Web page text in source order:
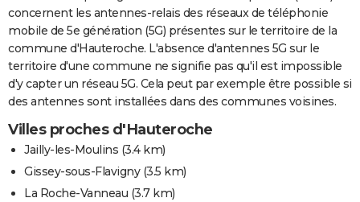
concernent les antennes-relais des réseaux de téléphonie
mobile de 5e génération (5G) présentes sur le territoire de la
commune d'Hauteroche. L'absence d'antennes 5G sur le
territoire d'une commune ne signifie pas qu'il est impossible
d'y capter un réseau 5G. Cela peut par exemple être possible si
des antennes sont installées dans des communes voisines.
Villes proches d'Hauteroche
Jailly-les-Moulins (3.4 km)
Gissey-sous-Flavigny(3.5 km)
La Roche-Vanneau (3.7 km)